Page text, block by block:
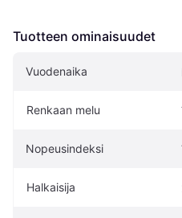
Tuotteen ominaisuudet
Vuodenaika
Renkaan melu
Nopeusindeksi
Halkaisija